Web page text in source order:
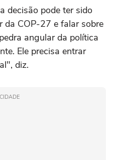
decisão pode ter sido
da COP-27 e falar sobre
angular da política
Ele precisa entrar
diz.